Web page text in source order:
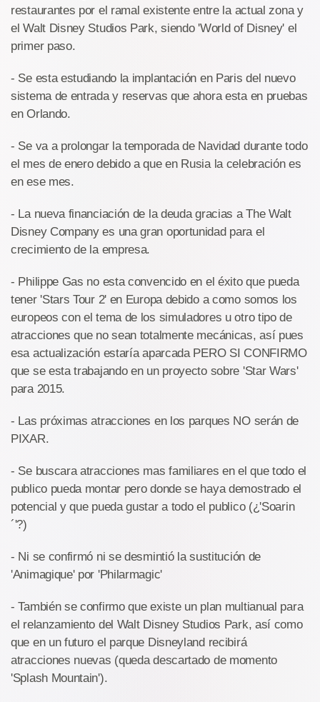
restaurantes por el ramal existente entre la actual zona y
el Walt Disney Studios Park, siendo 'World of Disney' el
primer paso.
- Se esta estudiando la implantación en Paris del nuevo
sistema de entrada y reservas que ahora esta en pruebas
en Orlando.
- Se va a prolongar la temporada de Navidad durante todo
el mes de enero debido a que en Rusia la celebración es
en ese mes.
- La nueva financiación de la deuda gracias a The Walt
Disney Company es una gran oportunidad para el
crecimiento de la empresa.
- Philippe Gas no esta convencido en el éxito que pueda
tener 'Stars Tour 2' en Europa debido a como somos los
europeos con el tema de los simuladores u otro tipo de
atracciones que no sean totalmente mecánicas, así pues
esa actualización estaría aparcada PERO SI CONFIRMO
que se esta trabajando en un proyecto sobre 'Star Wars'
para 2015.
- Las próximas atracciones en los parques NO serán de
PIXAR.
- Se buscara atracciones mas familiares en el que todo el
publico pueda montar pero donde se haya demostrado el
potencial y que pueda gustar a todo el publico (¿'Soarin
´'?)
- Ni se confirmó ni se desmintió la sustitución de
'Animagique' por 'Philarmagic'
- También se confirmo que existe un plan multianual para
el relanzamiento del Walt Disney Studios Park, así como
que en un futuro el parque Disneyland recibirá
atracciones nuevas (queda descartado de momento
'Splash Mountain').